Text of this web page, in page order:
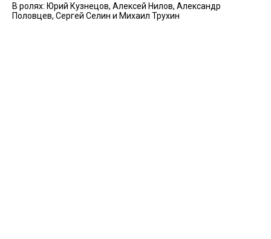
В ролях: Юрий Кузнецов, Алексей Нилов, Александр
Половцев, Сергей Селин и Михаил Трухин